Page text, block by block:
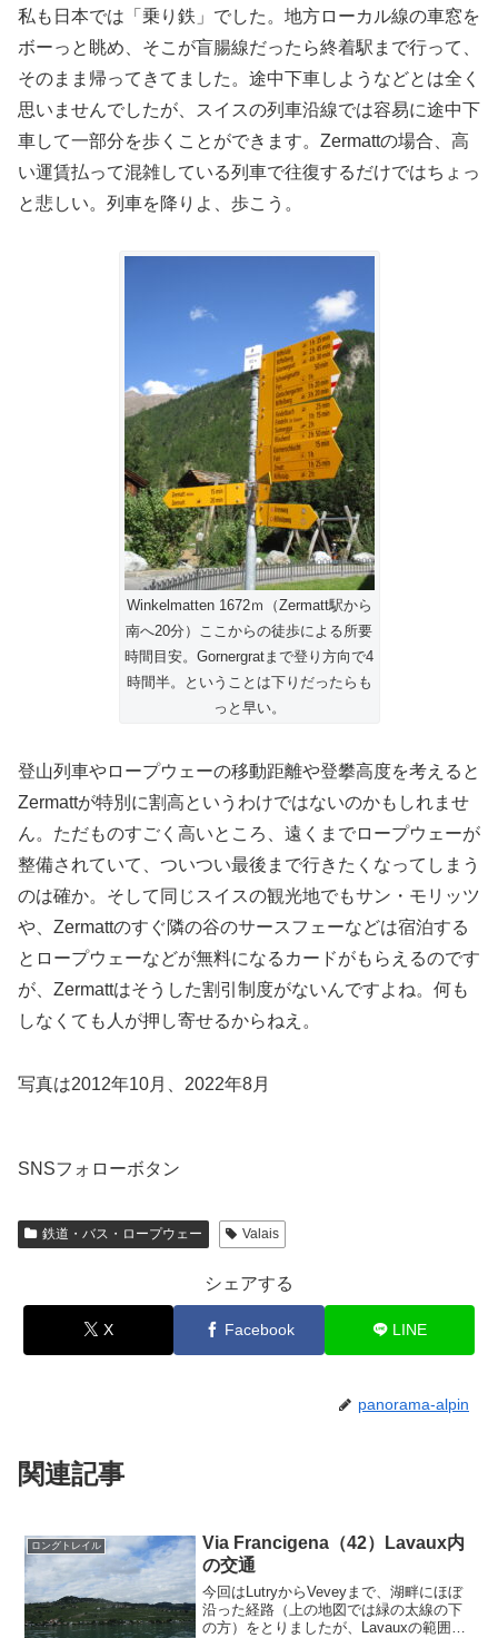
私も日本では「乗り鉄」でした。地方ローカル線の車窓を
ボーっと眺め、そこが盲腸線だったら終着駅まで行って、
そのまま帰ってきてました。途中下車しようなどとは全く
思いませんでしたが、スイスの列車沿線では容易に途中下
車して一部分を歩くことができます。Zermattの場合、高
い運賃払って混雑している列車で往復するだけではちょっ
と悲しい。列車を降りよ、歩こう。
Winkelmatten 1672ｍ（Zermatt駅から
南へ20分）ここからの徒歩による所要
時間目安。Gornergratまで登り方向で4
時間半。ということは下りだったらも
っと早い。
登山列車やロープウェーの移動距離や登攀高度を考えると
Zermattが特別に割高というわけではないのかもしれませ
ん。ただものすごく高いところ、遠くまでロープウェーが
整備されていて、ついつい最後まで行きたくなってしまう
のは確か。そして同じスイスの観光地でもサン・モリッツ
や、Zermattのすぐ隣の谷のサースフェーなどは宿泊する
とロープウェーなどが無料になるカードがもらえるのです
が、Zermattはそうした割引制度がないんですよね。何も
しなくても人が押し寄せるからねえ。
写真は2012年10月、2022年8月
SNSフォローボタン
鉄道・バス・ロープウェー Valais
シェアする
X Facebook LINE
panorama-alpin
関連記事
ロングトレイル
Via Francigena（42）Lavaux内
の交通
今回はLutryからVeveyまで、湖畔にほぼ
沿った経路（上の地図では緑の太線の下
の方）をとりましたが、Lavauxの範囲、